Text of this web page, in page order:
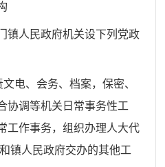
镇人民政府机关设下列党政
电、会务、档案，保密、
协调等机关日常事务性工
工作事务，组织办理人大代
镇人民政府交办的其他工